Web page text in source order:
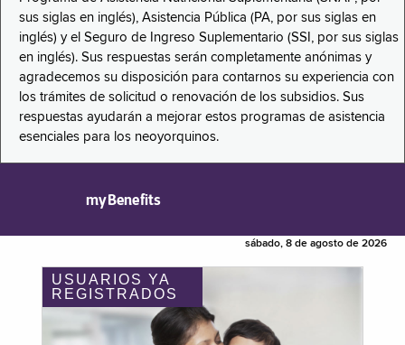
sus siglas en inglés), Asistencia Pública (PA, por sus siglas en
inglés) y el Seguro de Ingreso Suplementario (SSI, por sus siglas
en inglés). Sus respuestas serán completamente anónimas y
agradecemos su disposición para contarnos su experiencia con
los trámites de solicitud o renovación de los subsidios. Sus
respuestas ayudarán a mejorar estos programas de asistencia
esenciales para los neoyorquinos.
myBenefits
sábado, 8 de agosto de 2026
USUARIOS YA
REGISTRADOS